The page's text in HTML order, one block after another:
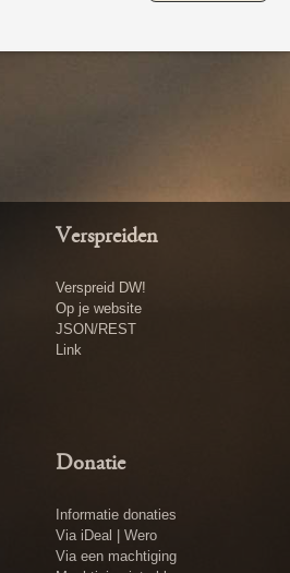
Verspreiden
Verspreid DW!
Op je website
JSON/REST
Link
Donatie
Informatie donaties
Via iDeal | Wero
Via een machtiging